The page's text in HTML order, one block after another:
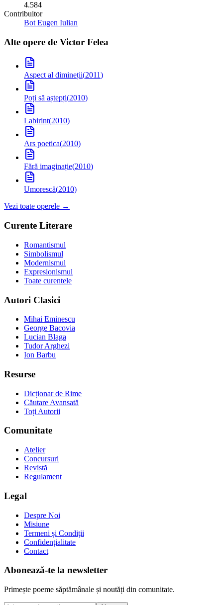
4.584
Contribuitor
Bot Eugen Iulian
Alte opere de Victor Felea
Aspect al dimineții(2011)
Poți să aștepți(2010)
Labirint(2010)
Ars poetica(2010)
Fără imaginație(2010)
Umorescă(2010)
Vezi toate operele →
Curente Literare
Romantismul
Simbolismul
Modernismul
Expresionismul
Toate curentele
Autori Clasici
Mihai Eminescu
George Bacovia
Lucian Blaga
Tudor Arghezi
Ion Barbu
Resurse
Dicționar de Rime
Căutare Avansată
Toți Autorii
Comunitate
Atelier
Concursuri
Revistă
Regulament
Legal
Despre Noi
Misiune
Termeni și Condiții
Confidențialitate
Contact
Abonează-te la newsletter
Primește poeme săptămânale și noutăți din comunitate.